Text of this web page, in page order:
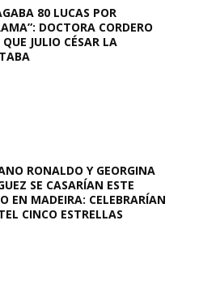
80 LUCAS POR
DOCTORA CORDERO
JULIO CÉSAR LA
RONALDO Y GEORGINA
SE CASARÍAN ESTE
EN MADEIRA: CELEBRARÍAN
CINCO ESTRELLAS